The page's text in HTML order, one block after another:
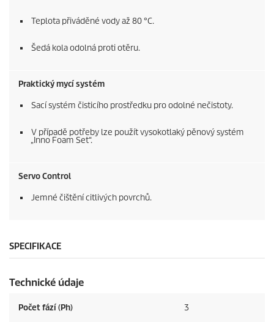
Teplota přiváděné vody až 80 °C.
Šedá kola odolná proti otěru.
Praktický mycí systém
Sací systém čisticího prostředku pro odolné nečistoty.
V případě potřeby lze použít vysokotlaký pěnový systém
„Inno Foam Set“.
Servo Control
Jemné čištění citlivých povrchů.
SPECIFIKACE
Technické údaje
Počet fází (Ph) 3